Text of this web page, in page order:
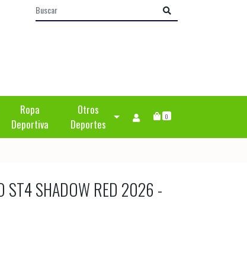
Ropa
Deportiva
Otros
Deportes
0
ST4 SHADOW RED 2026 -